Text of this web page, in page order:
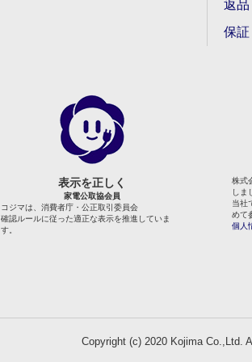
返品
保証
表示を正しく
家電公取協会員
コジマは、消費者庁・公正取引委員会
確認ルールに従った適正な表示を推進していま
す。
株式
しま
当社
めて
個人
Copyright (c) 2020 Kojima Co.,Ltd.